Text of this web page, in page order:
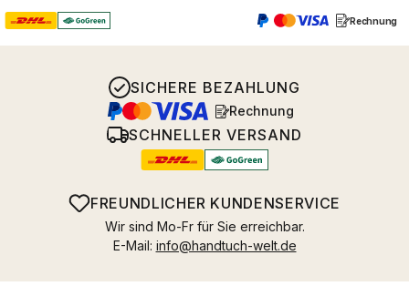
Rechnung
SICHERE BEZAHLUNG
Rechnung
SCHNELLER VERSAND
FREUNDLICHER KUNDENSERVICE
Wir sind Mo-Fr für Sie erreichbar.
E-Mail: info@handtuch-welt.de